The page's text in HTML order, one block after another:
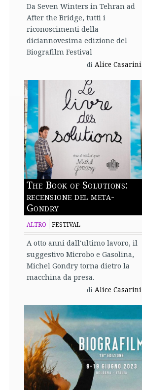
Da Seven Winters in Tehran ad
After the Bridge, tutti i
riconoscimenti della
diciannovesima edizione del
Biografilm Festival
di Alice Casarini
The Book of Solutions:
recensione del meta-
Gondry
ALTRO FESTIVAL
A otto anni dall'ultimo lavoro, il
suggestivo Microbo e Gasolina,
Michel Gondry torna dietro la
macchina da presa.
di Alice Casarini